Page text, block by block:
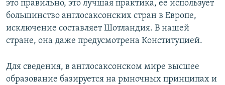
это правильно, это лучшая практика, ее использует
большинство англосаксонских стран в Европе,
исключение составляет Шотландия. В нашей
стране, она даже предусмотрена Конституцией.
Для сведения, в англосаксонском мире высшее
образование базируется на рыночных принципах и